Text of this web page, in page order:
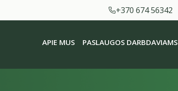
+370 674 56342
APIE MUS PASLAUGOS DARBDAVIAMS